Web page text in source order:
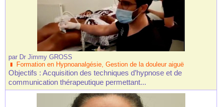
par Dr Jimmy GROSS
Formation en Hypnoanalgésie, Gestion de la douleur aiguë
Objectifs : Acquisition des techniques d’hypnose et de
communication thérapeutique permettant...